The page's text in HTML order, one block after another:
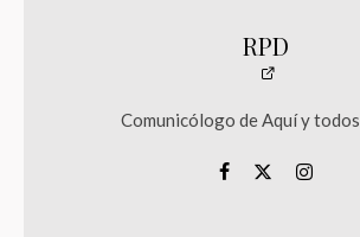
RPD
Comunicólogo de Aquí y